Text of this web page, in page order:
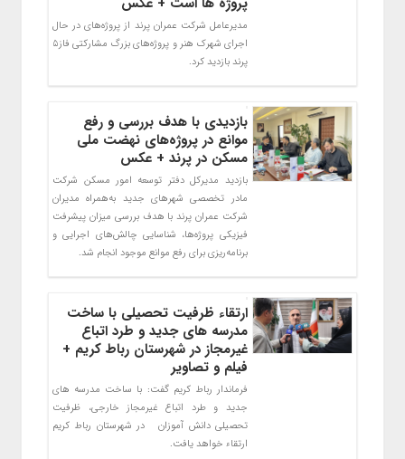
مدیرعامل شرکت عمران پرند از پروژه‌های در حال
اجرای شهرک هنر و پروژه‌های بزرگ مشارکتی فاز۵
پرند بازدید کرد.
بازدیدی با هدف بررسی و رفع
موانع در پروژه‌های نهضت ملی
مسکن در پرند + عکس
بازدید مدیرکل دفتر توسعه امور مسکن شرکت
مادر تخصصی شهرهای جدید به‌همراه مدیران
شرکت عمران پرند با هدف بررسی میزان پیشرفت
فیزیکی پروژه‌ها، شناسایی چالش‌های اجرایی و
برنامه‌ریزی برای رفع موانع موجود انجام شد.
ارتقاء ظرفیت تحصیلی با ساخت
مدرسه های جدید و طرد اتباع
غیرمجاز در شهرستان رباط کریم +
فیلم و تصاویر
فرماندار رباط کریم گفت: با ساخت مدرسه های
جدید و طرد اتباع غیرمجاز خارجی، ظرفیت
تحصیلی دانش آموزان در شهرستان رباط کریم
ارتقاء خواهد یافت.